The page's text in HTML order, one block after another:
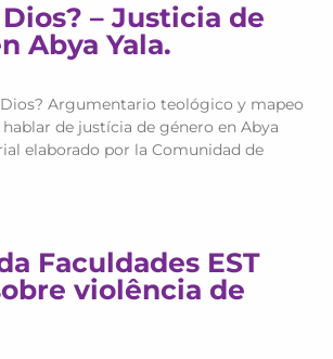
– Justicia de
Abya Yala.
Dios? Argumentario teológico y mapeo
de justícia de género en Abya
elaborado por la Comunidad de
Faculdades EST
violência de